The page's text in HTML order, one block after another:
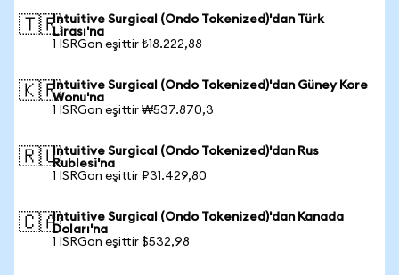
🇹🇷Intuitive Surgical (Ondo Tokenized)'dan Türk
Lirası'na
1 ISRGon eşittir ₺18.222,88
🇰🇷Intuitive Surgical (Ondo Tokenized)'dan Güney Kore
Wonu'na
1 ISRGon eşittir ₩537.870,3
🇷🇺Intuitive Surgical (Ondo Tokenized)'dan Rus
Rublesi'na
1 ISRGon eşittir ₽31.429,80
🇨🇦Intuitive Surgical (Ondo Tokenized)'dan Kanada
Doları'na
1 ISRGon eşittir $532,98